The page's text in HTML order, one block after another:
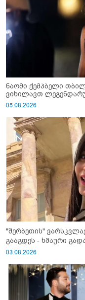
ნაომი ქემპბელი
ვიხილავთ
05.08.2026
"შერბეთის"
გააგდეს - ხმაური
03.08.2026